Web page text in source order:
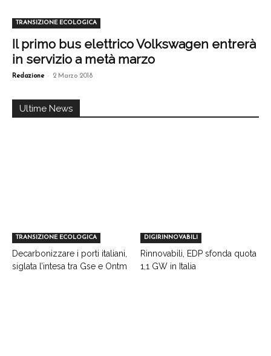
TRANSIZIONE ECOLOGICA
Il primo bus elettrico Volkswagen entrerà
in servizio a metà marzo
Redazione - 2 Marzo 2018
Ultime News
TRANSIZIONE ECOLOGICA
Decarbonizzare i porti italiani,
siglata l’intesa tra Gse e Ontm
DIGIRINNOVABILI
Rinnovabili, EDP sfonda quota
1,1 GW in Italia